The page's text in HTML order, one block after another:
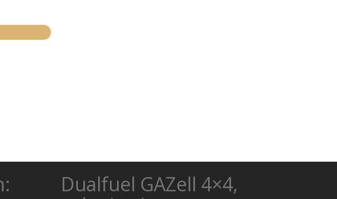
Dualfuel GAZell 4×4,